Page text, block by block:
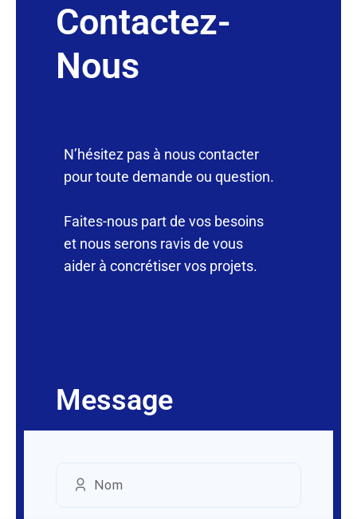
Contactez-
Nous
N’hésitez pas à nous contacter
pour toute demande ou question.
Faites-nous part de vos besoins
et nous serons ravis de vous
aider à concrétiser vos projets.
Message